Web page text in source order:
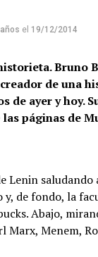
el 19/12/2014
Bruno
de una
de ayer y hoy.
páginas de
Lenin
y, de fondo, la
Abajo,
Marx, Menem,